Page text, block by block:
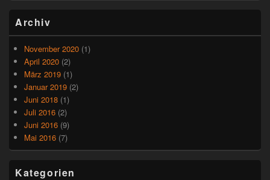
Archiv
November 2020 (1)
April 2020 (2)
März 2019 (1)
Januar 2019 (2)
Juni 2018 (1)
Juli 2016 (2)
Juni 2016 (9)
Mai 2016 (7)
Kategorien